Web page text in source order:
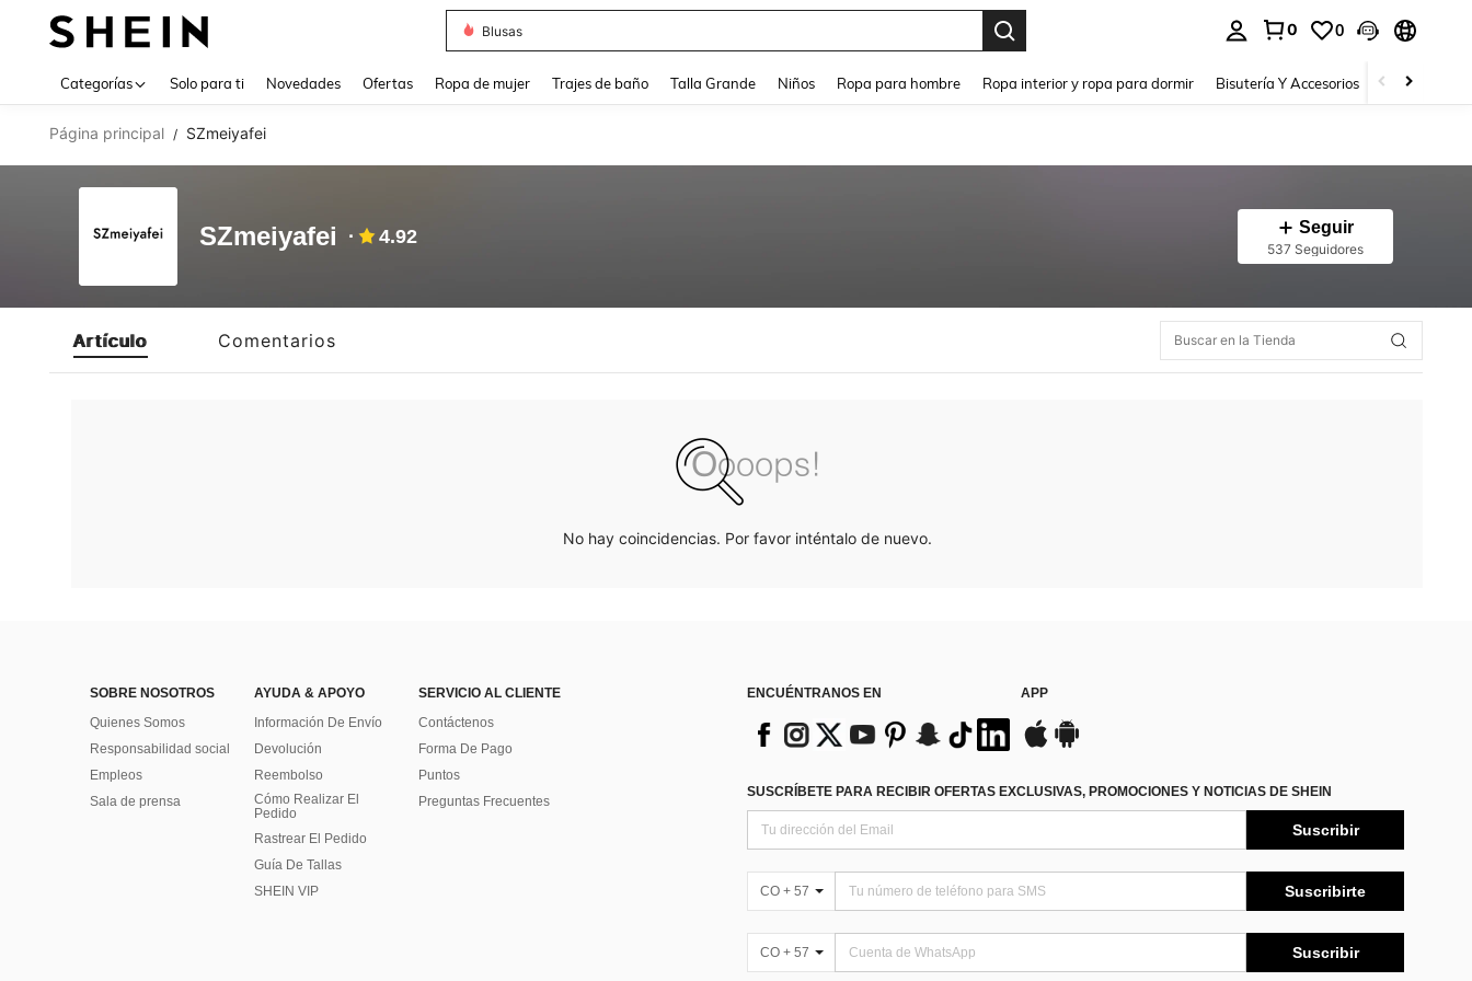
Blusas
0 0
Categorías Solo para ti Novedades Ofertas Ropa de mujer Trajes de baño Talla Grande Niños Ropa para hombre Ropa interior y ropa para dormir Bisutería Y Accesorios Zapatos
Página principal / SZmeiyafei
SZmeiyafei 4.92 Seguir
537 Seguidores
Artículo Comentarios
No hay coincidencias. Por favor inténtalo de nuevo.
SOBRE NOSOTROS
Quienes Somos
Responsabilidad social
Empleos
Sala de prensa
AYUDA & APOYO
Información De Envío
Devolución
Reembolso
Cómo Realizar El
Pedido
Rastrear El Pedido
Guía De Tallas
SHEIN VIP
SERVICIO AL CLIENTE
Contáctenos
Forma De Pago
Puntos
Preguntas Frecuentes
ENCUÉNTRANOS EN APP
SUSCRÍBETE PARA RECIBIR OFERTAS EXCLUSIVAS, PROMOCIONES Y NOTICIAS DE SHEIN
Suscribir
CO + 57 Suscribirte
CO + 57 Suscribir